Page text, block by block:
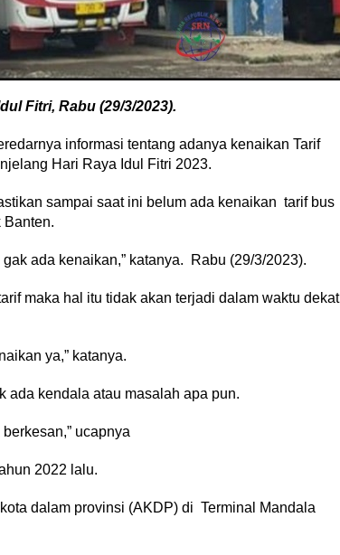
Fitri, Rabu (29/3/2023).
informasi tentang adanya kenaikan Tarif
Hari Raya Idul Fitri 2023.
sampai saat ini belum ada kenaikan tarif bus
ada kenaikan,” katanya. Rabu (29/3/2023).
maka hal itu tidak akan terjadi dalam waktu dekat
ya,” katanya.
ada kendala atau masalah apa pun.
ucapnya
2022 lalu.
dalam provinsi (AKDP) di Terminal Mandala